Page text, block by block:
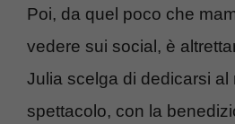
Poi, da quel poco che
vedere sui social, è
Julia scelga di dedicarsi al
spettacolo, con la